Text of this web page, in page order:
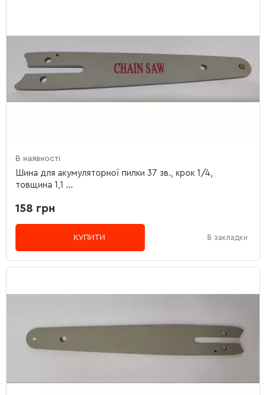
В наявності
Шина для акумуляторної пилки 37 зв., крок 1/4,
товщина 1,1 ...
158 грн
КУПИТИ В закладки